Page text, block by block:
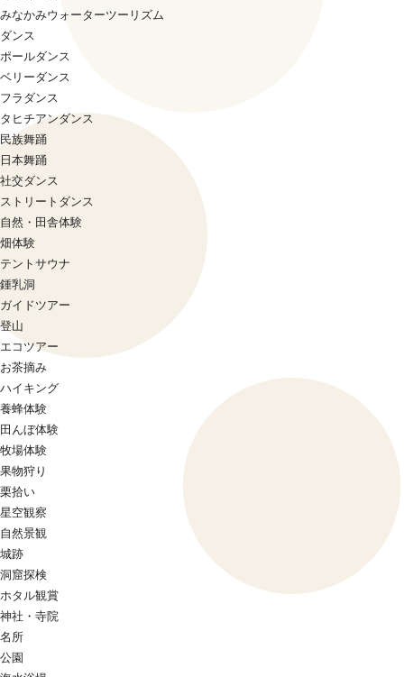
みなかみウォーターツーリズム
ダンス
ポールダンス
ベリーダンス
フラダンス
タヒチアンダンス
民族舞踊
日本舞踊
社交ダンス
ストリートダンス
自然・田舎体験
畑体験
テントサウナ
鍾乳洞
ガイドツアー
登山
エコツアー
お茶摘み
ハイキング
養蜂体験
田んぼ体験
牧場体験
果物狩り
栗拾い
星空観察
自然景観
城跡
洞窟探検
ホタル観賞
神社・寺院
名所
公園